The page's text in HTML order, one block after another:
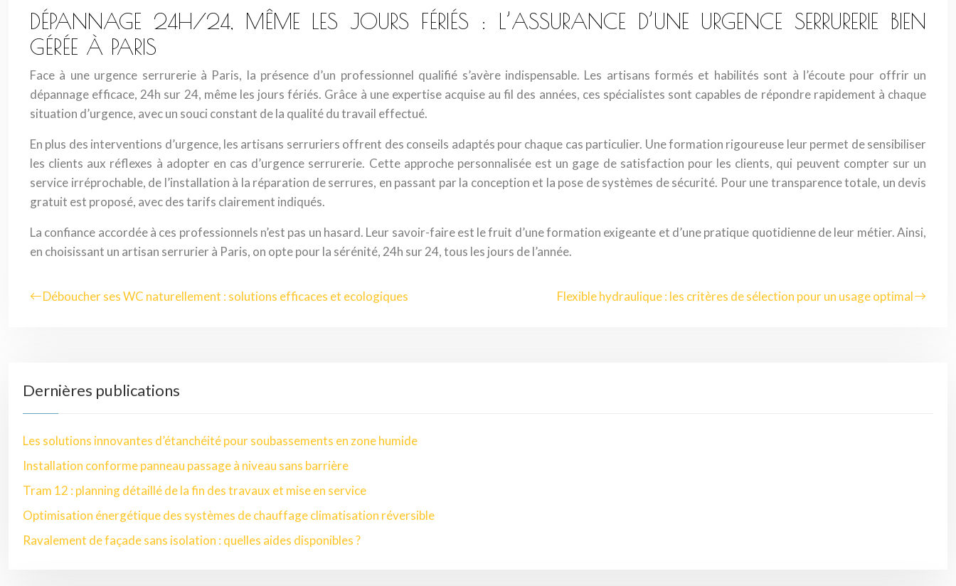
DÉPANNAGE 24H/24, MÊME LES JOURS FÉRIÉS : L’ASSURANCE D’UNE URGENCE SERRURERIE BIEN
GÉRÉE À PARIS
Face à une urgence serrurerie à Paris, la présence d’un professionnel qualifié s’avère indispensable. Les artisans formés et habilités sont à l’écoute pour offrir un
dépannage efficace, 24h sur 24, même les jours fériés. Grâce à une expertise acquise au fil des années, ces spécialistes sont capables de répondre rapidement à chaque
situation d’urgence, avec un souci constant de la qualité du travail effectué.
En plus des interventions d’urgence, les artisans serruriers offrent des conseils adaptés pour chaque cas particulier. Une formation rigoureuse leur permet de sensibiliser
les clients aux réflexes à adopter en cas d’urgence serrurerie. Cette approche personnalisée est un gage de satisfaction pour les clients, qui peuvent compter sur un
service irréprochable, de l’installation à la réparation de serrures, en passant par la conception et la pose de systèmes de sécurité. Pour une transparence totale, un devis
gratuit est proposé, avec des tarifs clairement indiqués.
La confiance accordée à ces professionnels n’est pas un hasard. Leur savoir-faire est le fruit d’une formation exigeante et d’une pratique quotidienne de leur métier. Ainsi,
en choisissant un artisan serrurier à Paris, on opte pour la sérénité, 24h sur 24, tous les jours de l’année.
Déboucher ses WC naturellement : solutions efficaces et ecologiques Flexible hydraulique : les critères de sélection pour un usage optimal
Dernières publications
Les solutions innovantes d’étanchéité pour soubassements en zone humide
Installation conforme panneau passage à niveau sans barrière
Tram 12 : planning détaillé de la fin des travaux et mise en service
Optimisation énergétique des systèmes de chauffage climatisation réversible
Ravalement de façade sans isolation : quelles aides disponibles ?